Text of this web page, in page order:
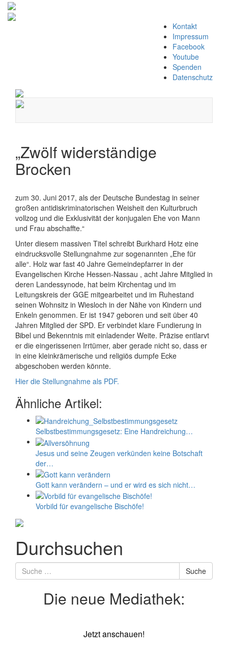
Kontakt
Impressum
Facebook
Youtube
Spenden
Datenschutz
Navigation
„Zwölf widerständige
Brocken
zum 30. Juni 2017, als der Deutsche Bundestag in seiner
großen antidiskriminatorischen Weisheit den Kulturbruch
vollzog und die Exklusivität der konjugalen Ehe von Mann
und Frau abschaffte.“
Unter diesem massiven Titel schreibt Burkhard Hotz eine
eindrucksvolle Stellungnahme zur sogenannten „Ehe für
alle“. Holz war fast 40 Jahre Gemeindepfarrer in der
Evangelischen Kirche Hessen-Nassau , acht Jahre Mitglied in
deren Landessynode, hat beim Kirchentag und im
Leitungskreis der GGE mitgearbeitet und im Ruhestand
seinen Wohnsitz in Wiesloch in der Nähe von Kindern und
Enkeln genommen. Er ist 1947 geboren und seit über 40
Jahren Mitglied der SPD. Er verbindet klare Fundierung in
Bibel und Bekenntnis mit einladender Weite. Präzise entlarvt
er die eingerissenen Irrtümer, aber gerade nicht so, dass er
in eine kleinkrämerische und religiös dumpfe Ecke
abgeschoben werden könnte.
Hier die Stellungnahme als PDF.
Ähnliche Artikel:
Selbstbestimmungs­­­­­­­gesetz: Eine Handreichung…
Jesus und seine Zeugen verkünden keine Botschaft
der…
Gott kann verändern – und er wird es sich nicht…
Vorbild für evangelische Bischöfe!
Durchsuchen
Suche
nach
Suche
Die neue Mediathek:
Jetzt anschauen!